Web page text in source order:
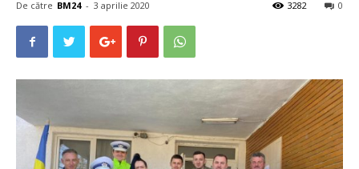
De către BM24 - 3 aprilie 2020 0
3282